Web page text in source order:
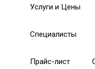
Услуги и Цены
Специалисты
Прайс-лист